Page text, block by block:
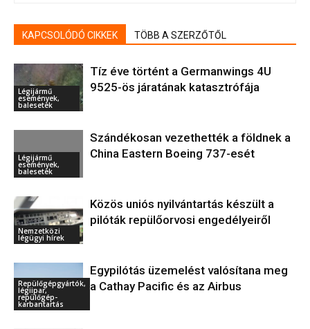
KAPCSOLÓDÓ CIKKEK TÖBB A SZERZŐTŐL
Légijármű
események,
balesetek
Tíz éve történt a Germanwings 4U
9525-ös járatának katasztrófája
Légijármű
események,
balesetek
Szándékosan vezethették a földnek a
China Eastern Boeing 737-esét
Nemzetközi
légügyi hírek
Közös uniós nyilvántartás készült a
pilóták repülőorvosi engedélyeiről
Repülőgépgyártók,
légiipar,
repülőgép-
karbantartás
Egypilótás üzemelést valósítana meg
a Cathay Pacific és az Airbus